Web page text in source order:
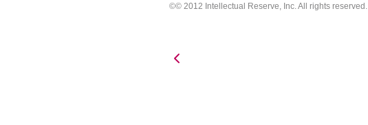
© 2012 Intellectual Reserve, Inc. All rights reserved.